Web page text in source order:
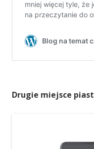
Drugie miejsce